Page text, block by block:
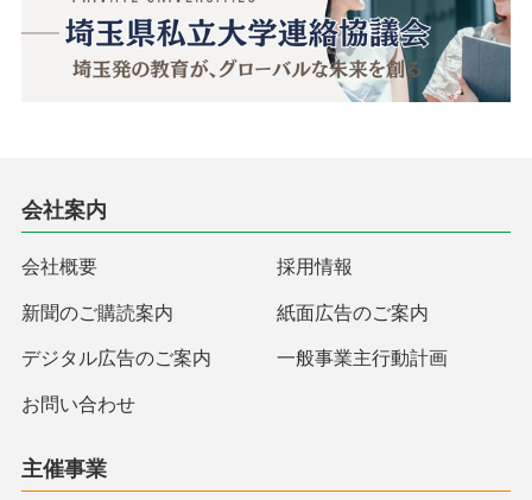
会社案内
会社概要 採用情報
新聞のご購読案内 紙面広告のご案内
デジタル広告のご案内 一般事業主行動計画
お問い合わせ
主催事業